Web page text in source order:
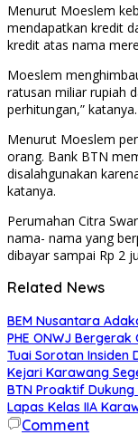
Menurut Moeslem
mendapatkan kredit
kredit atas nama
Moeslem
ratusan miliar rupiah
perhitungan,” katanya.
Menurut Moeslem
orang. Bank BTN
disalahgunakan
katanya.
Perumahan Citra
nama- nama yang
dibayar sampai Rp 2
Related News
BEM Nusantara
PHE ONWJ
Tuai Sorotan Insiden
Kejari Karawang
BTN Proaktif
Lapas Kelas IIA
Comment